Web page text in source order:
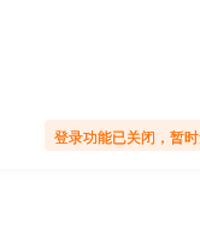
登录功能已关闭，暂